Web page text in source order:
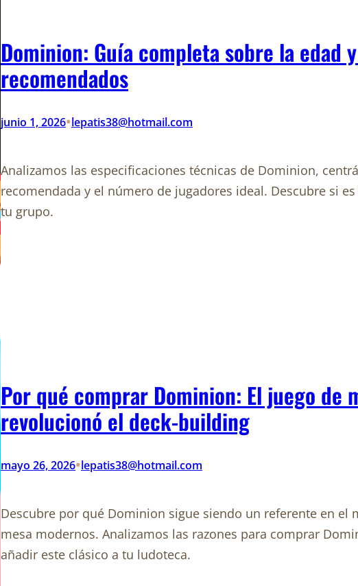
Dominion: Guía completa sobre la edad
recomendados
junio 1, 2026•lepatis38@hotmail.com
Analizamos las especificaciones técnicas de Dominion,
recomendada y el número de jugadores ideal. Descubre si
tu grupo.
Por qué comprar Dominion: El juego de
revolucionó el deck-building
mayo 26, 2026•lepatis38@hotmail.com
Descubre por qué Dominion sigue siendo un referente en el
mesa modernos. Analizamos las razones para comprar
añadir este clásico a tu ludoteca.